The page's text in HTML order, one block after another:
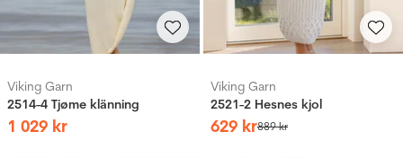
Viking Garn
2514-4 Tjøme klänning
1 029 kr
Viking Garn
2521-2 Hesnes kjol
629 kr889kr